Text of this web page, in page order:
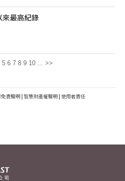
來最高紀錄
5 6 7 8 9 10 ... >>
責聲明 | 智慧財產權聲明 | 使用者責任